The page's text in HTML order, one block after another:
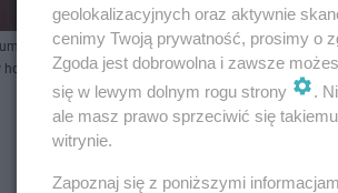
gorzow.pl/ Materiały prasowe
hotelu Fado.
geolokalizacyjnych oraz aktywnie
cenimy Twoją prywatność, prosimy o
Zgoda jest dobrowolna i zawsze
się w lewym dolnym rogu strony
.
ale masz prawo sprzeciwić się
witrynie.
Zapoznaj się z poniższymi